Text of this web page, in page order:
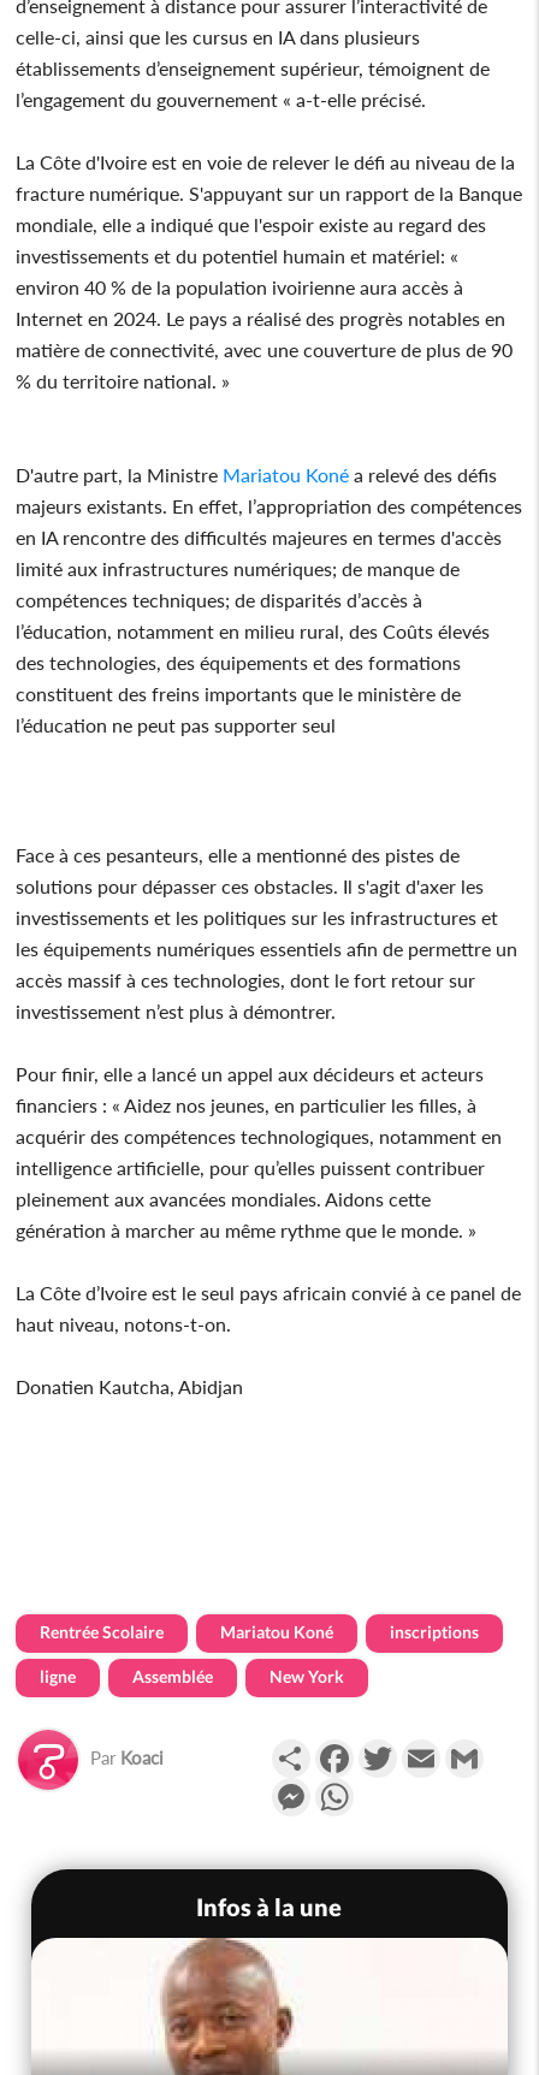
d’enseignement à distance pour assurer l’interactivité de
celle-ci, ainsi que les cursus en IA dans plusieurs
établissements d’enseignement supérieur, témoignent de
l’engagement du gouvernement « a-t-elle précisé.
La Côte d'Ivoire est en voie de relever le défi au niveau de la
fracture numérique. S'appuyant sur un rapport de la Banque
mondiale, elle a indiqué que l'espoir existe au regard des
investissements et du potentiel humain et matériel: «
environ 40 % de la population ivoirienne aura accès à
Internet en 2024. Le pays a réalisé des progrès notables en
matière de connectivité, avec une couverture de plus de 90
% du territoire national. »
D'autre part, la Ministre Mariatou Koné a relevé des défis
majeurs existants. En effet, l’appropriation des compétences
en IA rencontre des difficultés majeures en termes d'accès
limité aux infrastructures numériques; de manque de
compétences techniques; de disparités d’accès à
l’éducation, notamment en milieu rural, des Coûts élevés
des technologies, des équipements et des formations
constituent des freins importants que le ministère de
l’éducation ne peut pas supporter seul
Face à ces pesanteurs, elle a mentionné des pistes de
solutions pour dépasser ces obstacles. Il s'agit d'axer les
investissements et les politiques sur les infrastructures et
les équipements numériques essentiels afin de permettre un
accès massif à ces technologies, dont le fort retour sur
investissement n’est plus à démontrer.
Pour finir, elle a lancé un appel aux décideurs et acteurs
financiers : « Aidez nos jeunes, en particulier les filles, à
acquérir des compétences technologiques, notamment en
intelligence artificielle, pour qu’elles puissent contribuer
pleinement aux avancées mondiales. Aidons cette
génération à marcher au même rythme que le monde. »
La Côte d’Ivoire est le seul pays africain convié à ce panel de
haut niveau, notons-t-on.
Donatien Kautcha, Abidjan
Rentrée Scolaire Mariatou Koné inscriptions
ligne Assemblée New York
Par Koaci PartagerFacebookTwitterEmail
Messenger
Infos à la une